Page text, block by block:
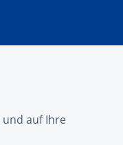
und auf Ihre